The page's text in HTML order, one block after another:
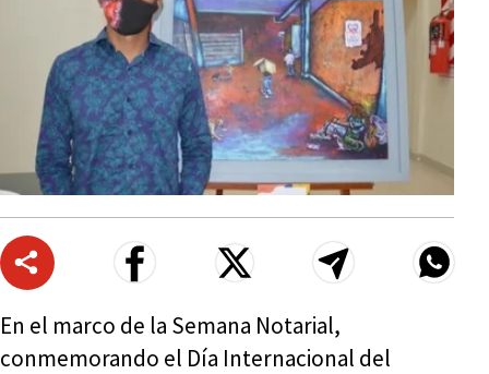
En el marco de la Semana Notarial,
conmemorando el Día Internacional del